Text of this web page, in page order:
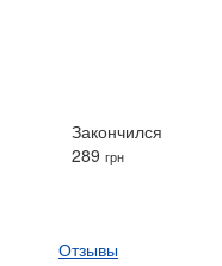
Закончился
289 грн
Отзывы